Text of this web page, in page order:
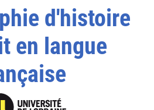
d'histoire
en langue